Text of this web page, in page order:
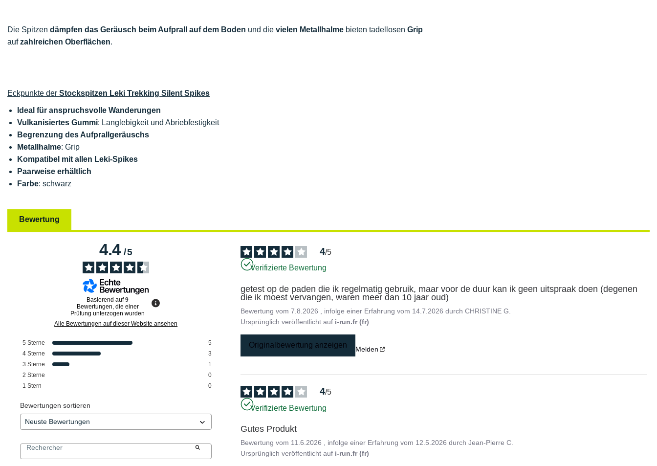
Die Spitzen dämpfen das Geräusch beim Aufprall auf dem Boden und die vielen Metallhalme bieten tadellosen Grip
aufzahlreichen Oberflächen.
Eckpunkte der Stockspitzen Leki Trekking Silent Spikes
Ideal für anspruchsvolle Wanderungen
Vulkanisiertes Gummi: Langlebigkeit und Abriebfestigkeit
Begrenzung des Aufprallgeräuschs
Metallhalme: Grip
Kompatibel mit allen Leki-Spikes
Paarweise erhältlich
Farbe: schwarz
Bewertung
4.4/5
Basierend auf9
Bewertungen, die einer
Prüfung unterzogen wurden
Alle Bewertungen auf dieser Website ansehen
5 Sterne
5
4 Sterne
3
3 Sterne
1
2 Sterne
0
1 Stern 0
Bewertungen sortieren
4/5
Verifizierte Bewertung
getest op de paden die ik regelmatig gebruik, maar voor de duur kan ik geen uitspraak doen (degenen
die ik moest vervangen, waren meer dan 10 jaar oud)
Bewertung vom7.8.2026 , infolge einer Erfahrung vom 14.7.2026 durchCHRISTINE G.
Ursprünglich veröffentlicht auf i-run.fr (fr)
Originalbewertung anzeigen Melden
4/5
Verifizierte Bewertung
Gutes Produkt
Bewertung vom 11.6.2026 , infolge einer Erfahrung vom 12.5.2026 durchJean-Pierre C.
Ursprünglich veröffentlicht auf i-run.fr (fr)